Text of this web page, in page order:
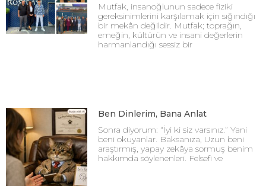
Mutfak, insanoğlunun sadece fiziki
gereksinimlerini karşılamak için sığındığı
bir mekân değildir. Mutfak; toprağın,
emeğin, kültürün ve insani değerlerin
harmanlandığı sessiz bir
Ben Dinlerim, Bana Anlat
Sonra diyorum: “İyi ki siz varsınız.” Yani
beni okuyanlar. Baksanıza, Uzun beni
araştırmış, yapay zekâya sormuş benim
hakkımda söylenenleri. Felsefi ve